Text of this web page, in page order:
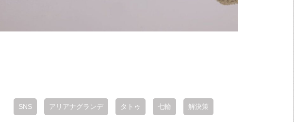
SNS アリアナグランデ タトゥ 七輪 解決策